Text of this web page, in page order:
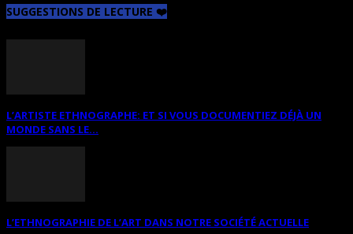
SUGGESTIONS DE LECTURE ❤️
L’ARTISTE ETHNOGRAPHE: ET SI VOUS DOCUMENTIEZ DÉJÀ UN
MONDE SANS LE...
L’ETHNOGRAPHIE DE L’ART DANS NOTRE SOCIÉTÉ ACTUELLE